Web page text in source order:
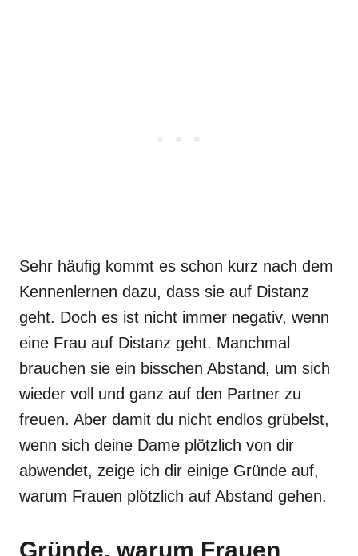
Sehr häufig kommt es schon kurz nach dem
Kennenlernen dazu, dass sie auf Distanz
geht. Doch es ist nicht immer negativ, wenn
eine Frau auf Distanz geht. Manchmal
brauchen sie ein bisschen Abstand, um sich
wieder voll und ganz auf den Partner zu
freuen. Aber damit du nicht endlos grübelst,
wenn sich deine Dame plötzlich von dir
abwendet, zeige ich dir einige Gründe auf,
warum Frauen plötzlich auf Abstand gehen.
Gründe, warum Frauen